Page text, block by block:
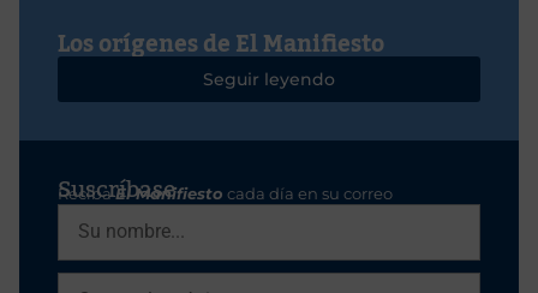
Los orígenes de El Manifiesto
Seguir leyendo
Suscríbase
RecibaEl Manifiesto cada día en su correo